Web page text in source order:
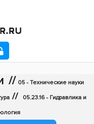
// 05 - Технические науки
// 05.23.16 - Гидравлика и